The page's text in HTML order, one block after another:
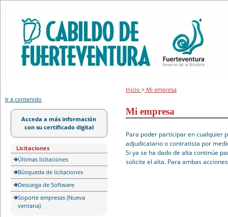
Ir a contenido
Acceda a más información
con su certificado digital
Licitaciones
Últimas licitaciones
Búsqueda de licitaciones
Descarga de Software
Soporte empresas (Nueva
ventana)
Inicio> Mi empresa
Mi empresa
Para poder participar en cualquier
adjudicatario o contratista por
Si ya se ha dado de alta continúe
solicite el alta. Para ambas